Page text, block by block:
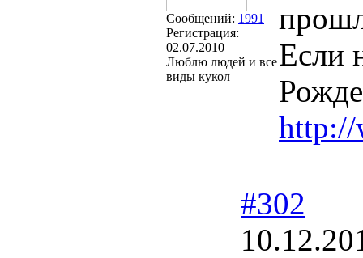
Сообщений: 1991
Регистрация:
02.07.2010
Люблю людей и все
виды кукол
Если
http://
#302